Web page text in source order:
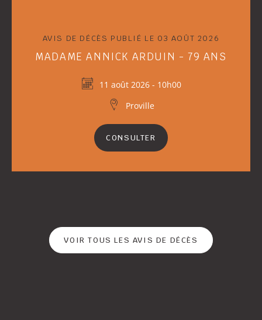
AVIS DE DÉCÈS PUBLIÉ LE 03 AOÛT 2026
MADAME ANNICK ARDUIN - 79 ANS
11 août 2026 - 10h00
Proville
CONSULTER
VOIR TOUS LES AVIS DE DÉCÈS